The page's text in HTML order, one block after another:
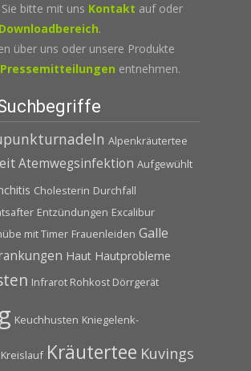
bitte mit uns Kontakt auf oder
Downloadbereich.
über uns oder unsere Produkte
Pressemitteilungen entnehmen.
Alpenkräutertee
Atemwegsinfektion Aufgewühlt
Cholesterin Durchfall
Entzündungen Excalibur
mit Timer Frauenleiden Galle
Haut Hautprobleme
Infrarot Rohkost Dörrgerät
Keuchhusten Kniegelenk-
Kreislauf Kräutertee Kuvings